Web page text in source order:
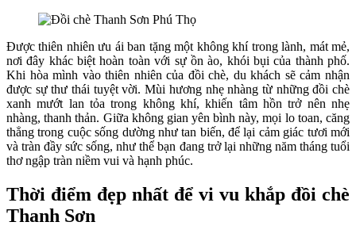
Được thiên nhiên ưu ái ban tặng một không khí trong lành, mát mẻ,
nơi đây khác biệt hoàn toàn với sự ồn ào, khói bụi của thành phố.
Khi hòa mình vào thiên nhiên của đồi chè, du khách sẽ cảm nhận
được sự thư thái tuyệt vời. Mùi hương nhẹ nhàng từ những đồi chè
xanh mướt lan tỏa trong không khí, khiến tâm hồn trở nên nhẹ
nhàng, thanh thản. Giữa không gian yên bình này, mọi lo toan, căng
thẳng trong cuộc sống dường như tan biến, để lại cảm giác tươi mới
và tràn đầy sức sống, như thể bạn đang trở lại những năm tháng tuổi
thơ ngập tràn niềm vui và hạnh phúc.
Thời điểm đẹp nhất để vi vu khắp đồi chè
Thanh Sơn